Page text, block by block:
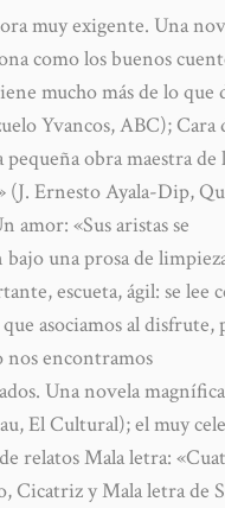
muy exigente. Una
como los buenos
mucho más de lo que
Yvancos, ABC); Cara
pequeña obra maestra de
(J. Ernesto Ayala-Dip,
amor: «Sus aristas se
bajo una prosa de
escueta, ágil: se lee
asociamos al disfrute,
nos encontramos
Una novela
El Cultural); el muy
relatos Mala letra:
Cicatriz y Mala letra de